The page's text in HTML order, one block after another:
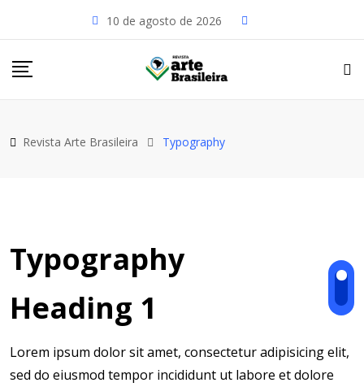
10 de agosto de 2026
Revista Arte Brasileira Typography
Typography
Heading 1
Lorem ipsum dolor sit amet, consectetur adipisicing elit,
sed do eiusmod tempor incididunt ut labore et dolore